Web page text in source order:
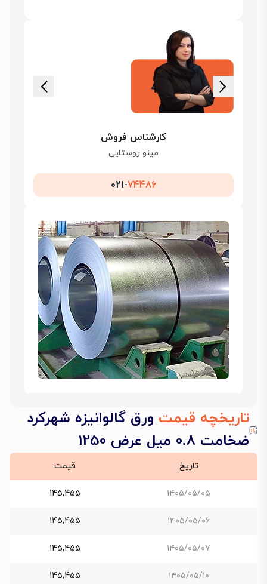
کارشناس فروش
مینو روستایی
021-74486
تاریخچه قیمت ورق گالوانیزه شهرکرد
ضخامت 0.8 میل عرض 1250
تاریخ قیمت
۱۴۰۵/۰۵/۰۵ 145,455
۱۴۰۵/۰۵/۰۶ 145,455
۱۴۰۵/۰۵/۰۷ 145,455
۱۴۰۵/۰۵/۱۰ 145,455